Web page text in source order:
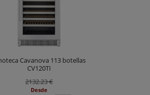
Cavanova 113 botellas
CV120TI
2132.23 €
Desde